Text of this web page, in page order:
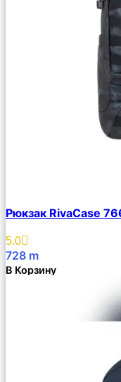
Описание
Избранное
Рюкзак RivaCase
5.0
728 m
В Корзину